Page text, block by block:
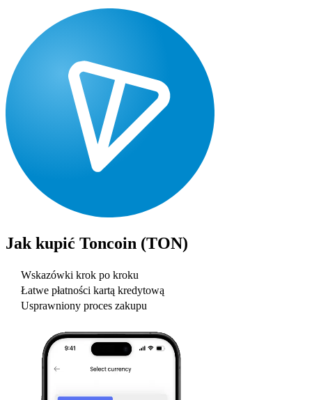
Jak kupić Toncoin (TON)
Wskazówki krok po kroku
Łatwe płatności kartą kredytową
Usprawniony proces zakupu